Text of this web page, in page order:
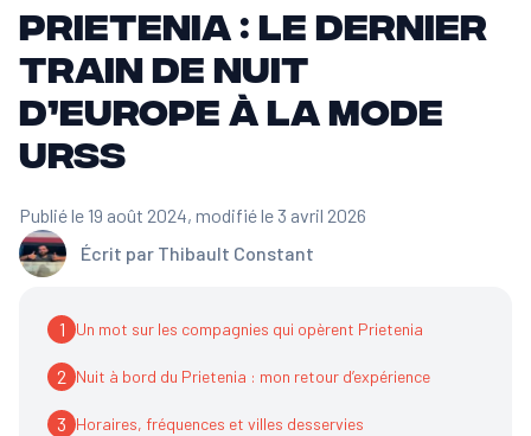
Prietenia : Le dernier
train de nuit
d’Europe à la mode
URSS
Écrit par Thibault Constant
Publié le 19 août 2024, modifié le 3 avril 2026
1 Un mot sur les compagnies qui opèrent Prietenia
2 Nuit à bord du Prietenia : mon retour d’expérience
3 Horaires, fréquences et villes desservies